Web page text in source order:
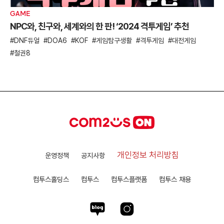
GAME
NPC와, 친구와, 세계와의 한 판! ‘2024 격투게임’ 추천
DNF듀얼 DOA6 KOF 게임탐구생활 격투게임
대전게임
철권8
운영정책 공지사항 개인정보 처리방침
컴투스홀딩스 컴투스 컴투스플랫폼 컴투스 채용